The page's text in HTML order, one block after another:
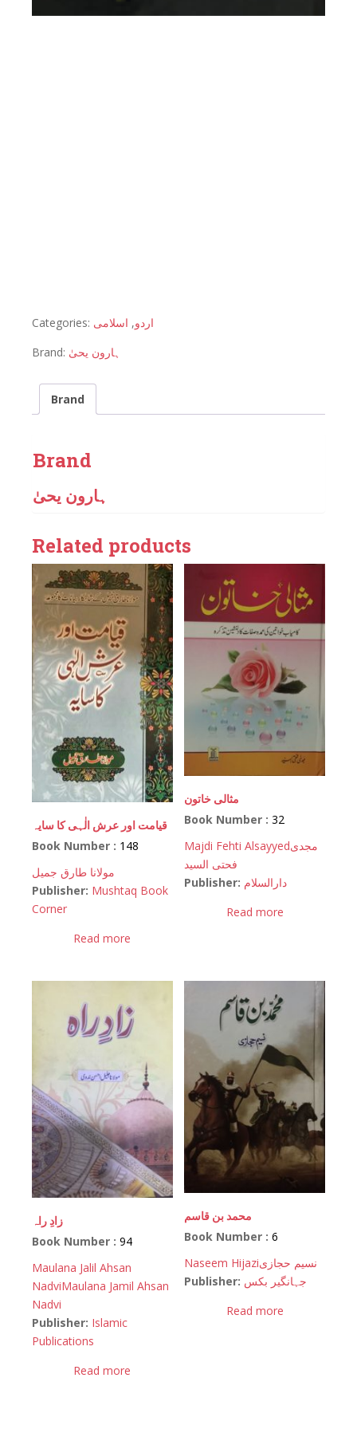
Categories: اردو, اسلامی
Brand: ہارون یحیٰ
Brand
Brand
ہارون یحیٰ
Related products
قیامت اور عرش الٰہی کا سایہ
Book Number : 148
مولانا طارق جمیل
Publisher: Mushtaq Book
Corner
Read more
مثالی خاتون
Book Number :32
Majdi Fehti Alsayyedمجدی
فحتی السید
Publisher: دارالسلام
Read more
زادِ راہ
Book Number : 94
Maulana Jalil Ahsan
NadviMaulana Jamil Ahsan
Nadvi
Publisher: Islamic
Publications
Read more
محمد بن قاسم
Book Number :6
Naseem Hijaziنسیم حجازی
Publisher: جہانگیر بکس
Read more